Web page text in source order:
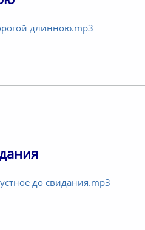
длинною.mp3
до свидания.mp3